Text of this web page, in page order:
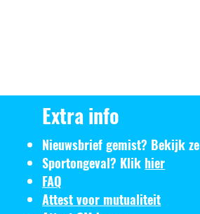
Extra info
Nieuwsbrief gemist? Bekijk ze
Sportongeval? Klik hier
FAQ
Attest voor mutualiteit